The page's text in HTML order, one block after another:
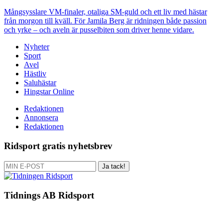
Mångsysslare VM-finaler, otaliga SM-guld och ett liv med hästar
från morgon till kväll. För Jamila Berg är ridningen både passion
och yrke – och aveln är pusselbiten som driver henne vidare.
Nyheter
Sport
Avel
Hästliv
Saluhästar
Hingstar Online
Redaktionen
Annonsera
Redaktionen
Ridsport gratis nyhetsbrev
Ja tack!
Tidnings AB Ridsport